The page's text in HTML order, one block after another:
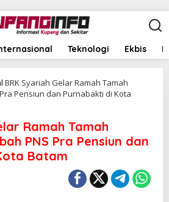
Teknologi Ekbis
BRK Syariah Gelar Ramah Tamah
Pensiun dan Purnabakti di Kota
Ramah Tamah
PNS Pra Pensiun dan
Batam